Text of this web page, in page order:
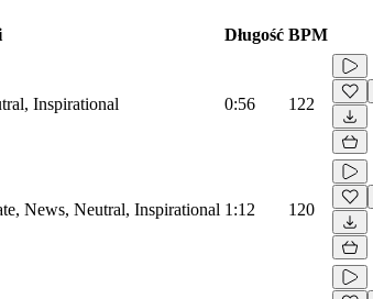
Długość BPM
Inspirational 0:56 122
News, Neutral, Inspirational 1:12 120